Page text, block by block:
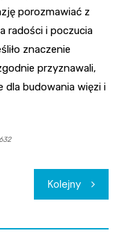
porozmawiać z
radości i poczucia
znaczenie
przyznawali,
dla budowania więzi i
Kolejny